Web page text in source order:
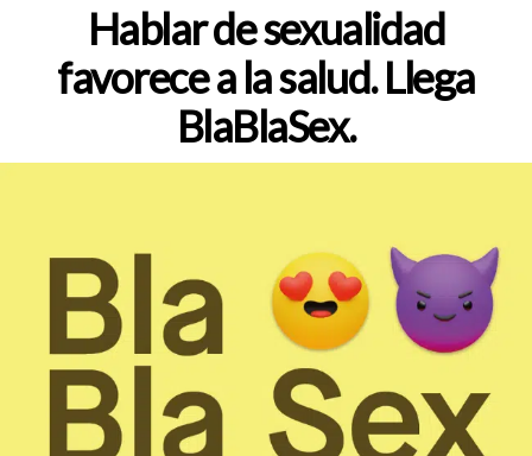
entrada
Hablar de sexualidad
favorece a la salud. Llega
BlaBlaSex.